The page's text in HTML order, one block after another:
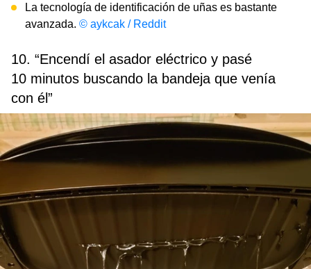
La tecnología de identificación de uñas es bastante
avanzada. © aykcak / Reddit
10. “Encendí el asador eléctrico y pasé
10 minutos buscando la bandeja que venía
con él”